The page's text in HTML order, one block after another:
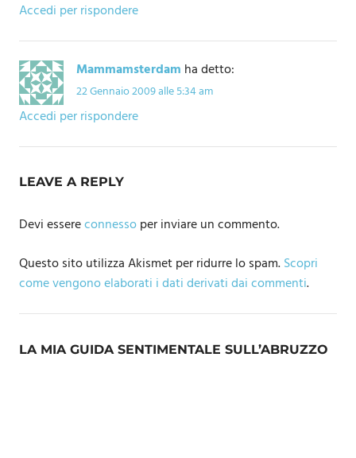
Accedi per rispondere
Mammamsterdam ha detto:
22 Gennaio 2009 alle 5:34 am
Accedi per rispondere
LEAVE A REPLY
Devi essereconnessoper inviare un commento.
Questo sito utilizza Akismet per ridurre lo spam.Scopri
come vengono elaborati i dati derivati dai commenti.
LA MIA GUIDA SENTIMENTALE SULL’ABRUZZO